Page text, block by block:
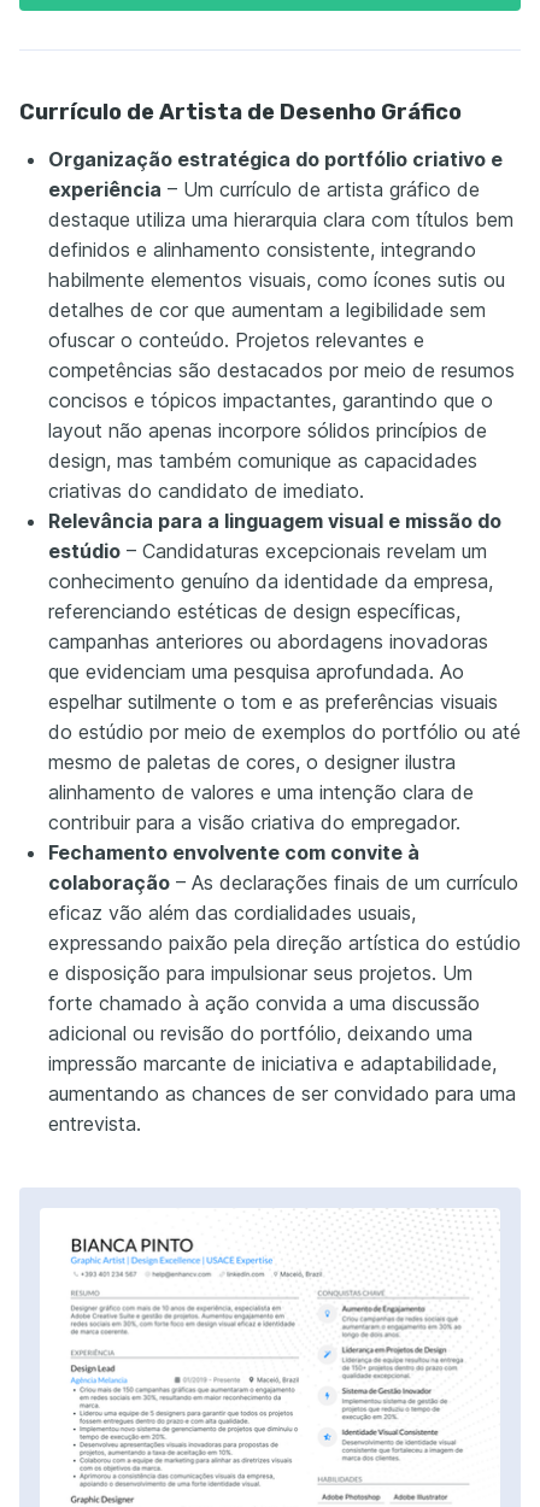
Currículo de Artista de Desenho Gráfico
Organização estratégica do portfólio criativo e
experiência – Um currículo de artista gráfico de
destaque utiliza uma hierarquia clara com títulos bem
definidos e alinhamento consistente, integrando
habilmente elementos visuais, como ícones sutis ou
detalhes de cor que aumentam a legibilidade sem
ofuscar o conteúdo. Projetos relevantes e
competências são destacados por meio de resumos
concisos e tópicos impactantes, garantindo que o
layout não apenas incorpore sólidos princípios de
design, mas também comunique as capacidades
criativas do candidato de imediato.
Relevância para a linguagem visual e missão do
estúdio – Candidaturas excepcionais revelam um
conhecimento genuíno da identidade da empresa,
referenciando estéticas de design específicas,
campanhas anteriores ou abordagens inovadoras
que evidenciam uma pesquisa aprofundada. Ao
espelhar sutilmente o tom e as preferências visuais
do estúdio por meio de exemplos do portfólio ou até
mesmo de paletas de cores, o designer ilustra
alinhamento de valores e uma intenção clara de
contribuir para a visão criativa do empregador.
Fechamento envolvente com convite à
colaboração – As declarações finais de um currículo
eficaz vão além das cordialidades usuais,
expressando paixão pela direção artística do estúdio
e disposição para impulsionar seus projetos. Um
forte chamado à ação convida a uma discussão
adicional ou revisão do portfólio, deixando uma
impressão marcante de iniciativa e adaptabilidade,
aumentando as chances de ser convidado para uma
entrevista.